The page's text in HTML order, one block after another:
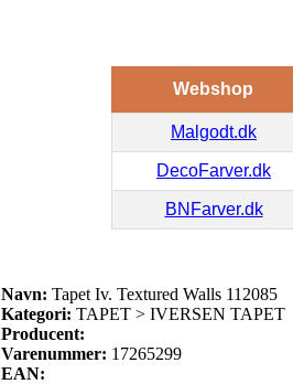
Webshop
Malgodt.dk
DecoFarver.dk
BNFarver.dk
Navn: Tapet Iv. Textured Walls 112085
Kategori: TAPET > IVERSEN TAPET
Producent:
Varenummer: 17265299
EAN: